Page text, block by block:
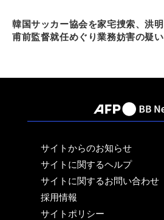
韓国サッカー協会を家宅捜索、洪明
甫前監督就任めぐり業務妨害の疑い
サイトからのお知らせ
サイトに関するヘルプ
サイトに関するお問い合わせ
採用情報
サイトポリシー